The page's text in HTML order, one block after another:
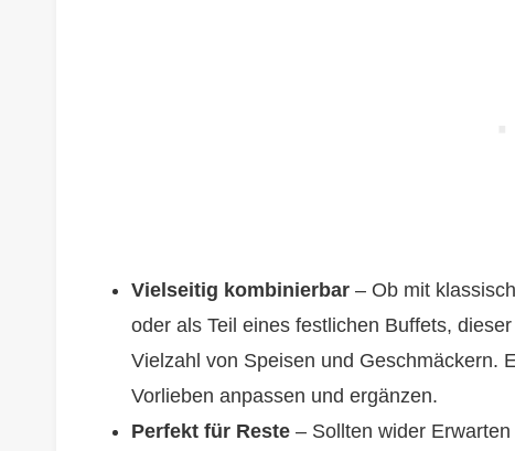
Vielseitig kombinierbar – Ob mit
oder als Teil eines festlichen Buffets,
Vielzahl von Speisen und Geschmäckern.
Vorlieben anpassen und ergänzen.
Perfekt für Reste – Sollten wider